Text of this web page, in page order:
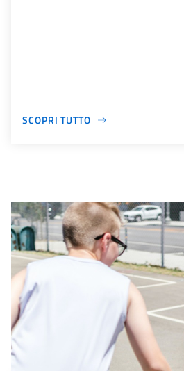
SCOPRI TUTTO